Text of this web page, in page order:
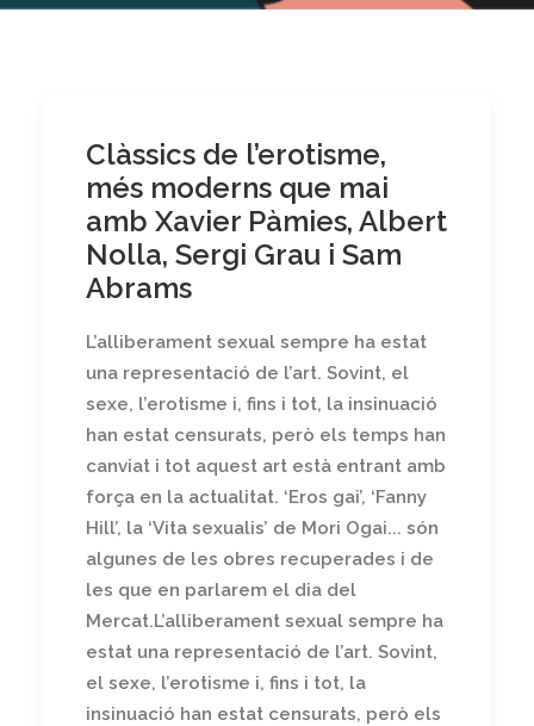
Clàssics de l’erotisme,
més moderns que mai
amb Xavier Pàmies, Albert
Nolla, Sergi Grau i Sam
Abrams
L’alliberament sexual sempre ha estat
una representació de l’art. Sovint, el
sexe, l’erotisme i, fins i tot, la insinuació
han estat censurats, però els temps han
canviat i tot aquest art està entrant amb
força en la actualitat. ‘Eros gai’, ‘Fanny
Hill’, la ‘Vita sexualis’ de Mori Ogai... són
algunes de les obres recuperades i de
les que en parlarem el dia del
Mercat.L’alliberament sexual sempre ha
estat una representació de l’art. Sovint,
el sexe, l’erotisme i, fins i tot, la
insinuació han estat censurats, però els